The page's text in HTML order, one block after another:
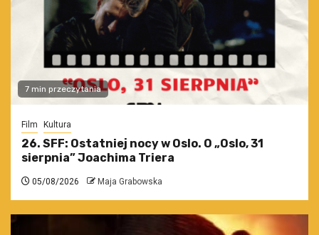
7 min przeczytania
Film Kultura
26. SFF: Ostatniej nocy w Oslo. O „Oslo, 31
sierpnia” Joachima Triera
05/08/2026 Maja Grabowska